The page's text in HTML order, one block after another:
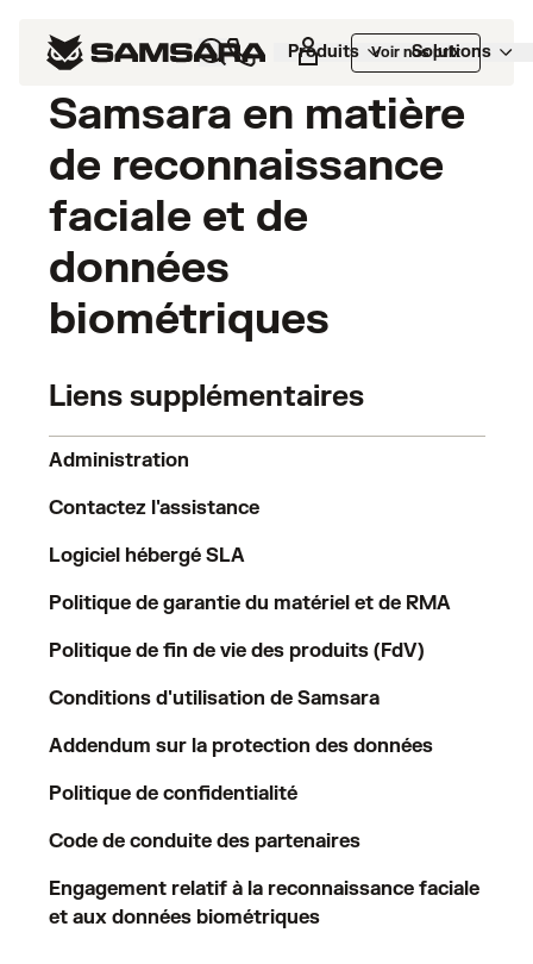
Produits Solutions
Voir nos prix
Engagement de
Samsara en matière
de reconnaissance
faciale et de
données
biométriques
Liens supplémentaires
Administration
Contactez l'assistance
Logiciel hébergé SLA
Politique de garantie du matériel et de RMA
Politique de fin de vie des produits (FdV)
Conditions d'utilisation de Samsara
Addendum sur la protection des données
Politique de confidentialité
Code de conduite des partenaires
Engagement relatif à la reconnaissance faciale
et aux données biométriques